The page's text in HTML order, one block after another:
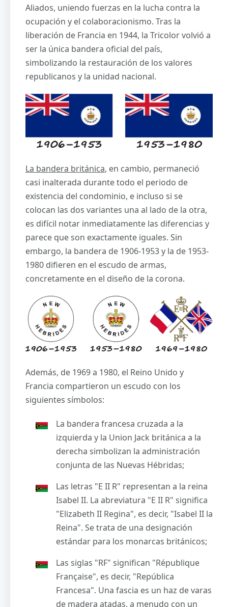
Aliados, uniendo fuerzas en la lucha contra la
ocupación y el colaboracionismo. Tras la
liberación de Francia en 1944, la Tricolor volvió a
ser la única bandera oficial del país,
simbolizando la restauración de los valores
republicanos y la unidad nacional.
La bandera británica, en cambio, permaneció
casi inalterada durante todo el periodo de
existencia del condominio, e incluso si se
colocan las dos variantes una al lado de la otra,
es difícil notar inmediatamente las diferencias y
parece que son exactamente iguales. Sin
embargo, la bandera de 1906-1953 y la de 1953-
1980 difieren en el escudo de armas,
concretamente en el diseño de la corona.
Además, de 1969 a 1980, el Reino Unido y
Francia compartieron un escudo con los
siguientes símbolos:
La bandera francesa cruzada a la
izquierda y la Union Jack británica a la
derecha simbolizan la administración
conjunta de las Nuevas Hébridas;
Las letras "E II R" representan a la reina
Isabel II. La abreviatura "E II R" significa
"Elizabeth II Regina", es decir, "Isabel II la
Reina". Se trata de una designación
estándar para los monarcas británicos;
Las siglas "RF" significan "République
Française", es decir, "República
Francesa". Una fascia es un haz de varas
de madera atadas, a menudo con un